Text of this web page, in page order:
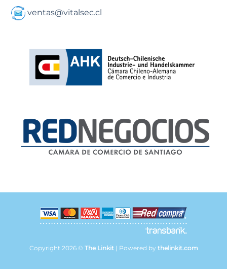
ventas@vitalsec.cl
Copyright 2026 © The Linkit| Powered by thelinkit.com